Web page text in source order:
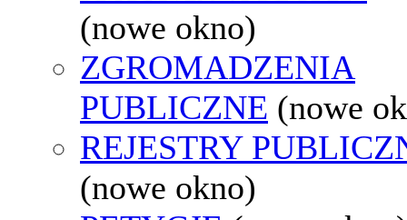
(nowe okno)
ZGROMADZENIA
PUBLICZNE (nowe
REJESTRY
(nowe okno)